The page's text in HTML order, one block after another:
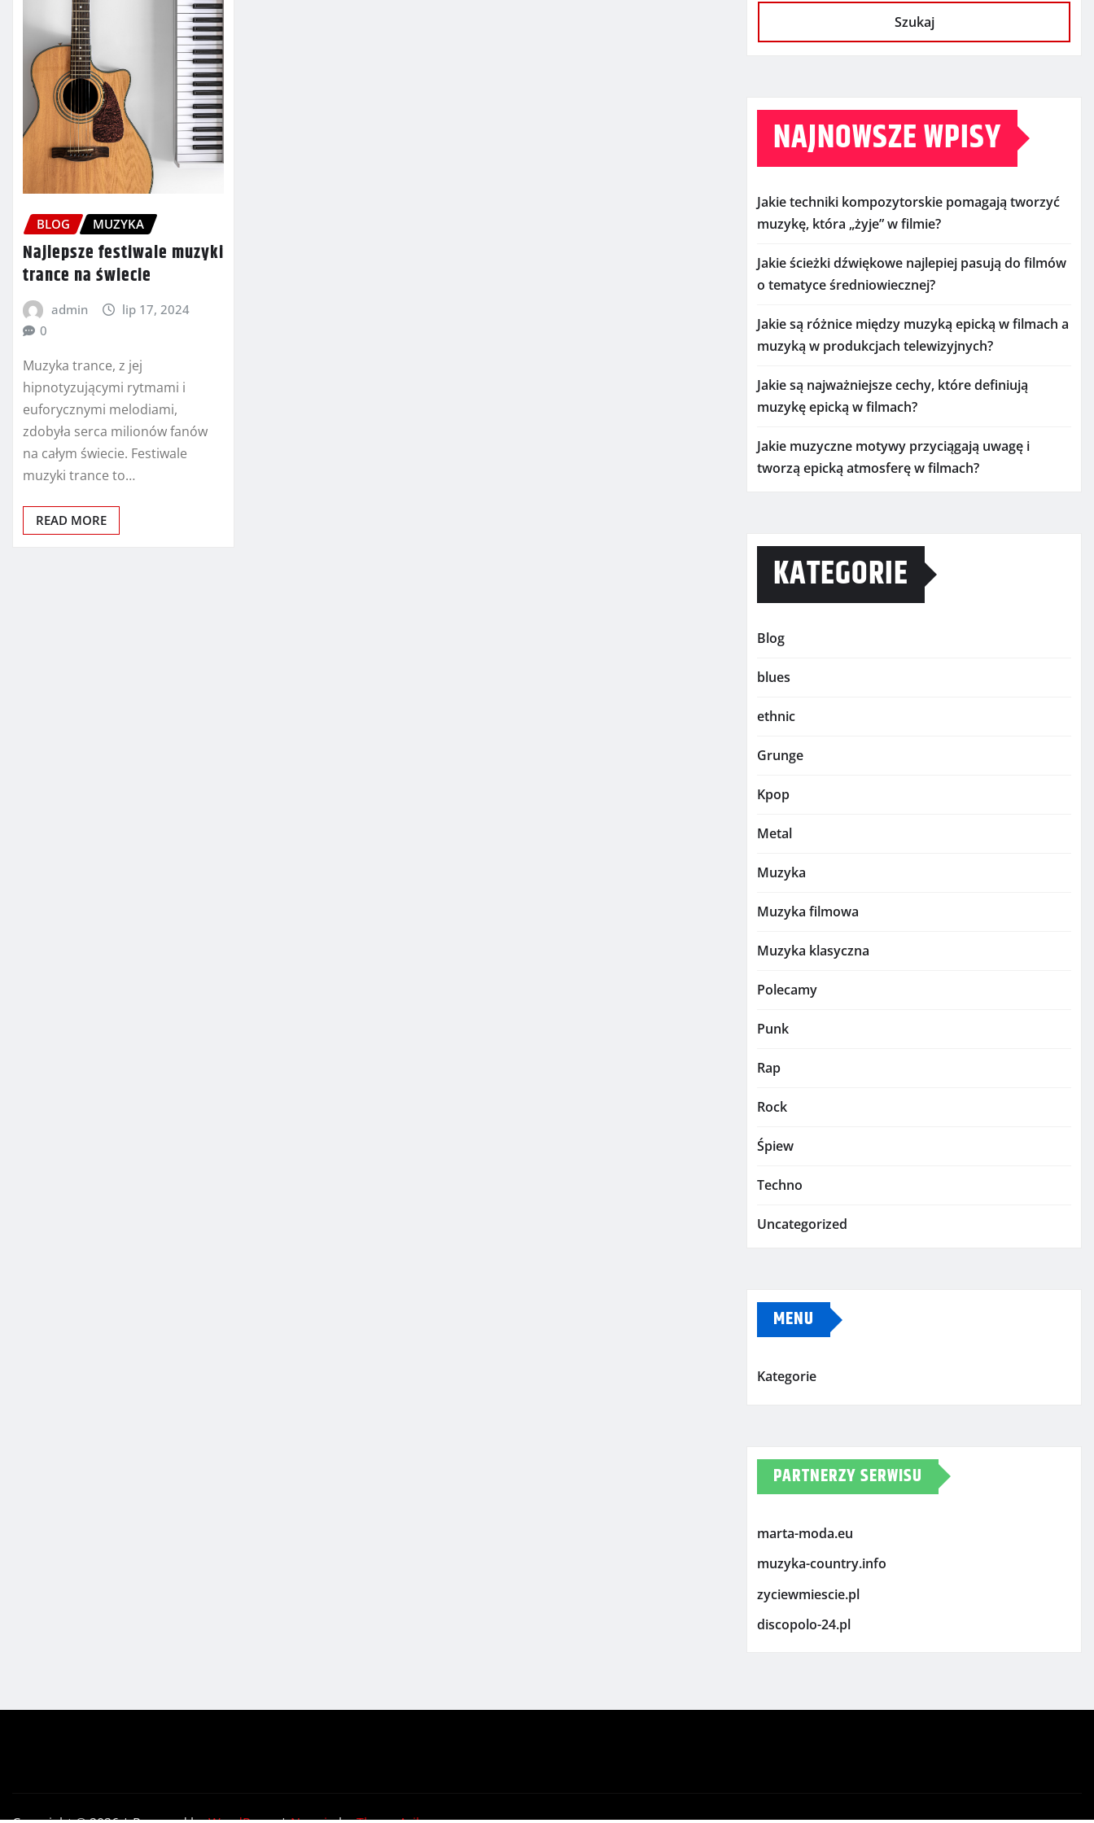
BLOG MUZYKA
Najlepsze festiwale muzyki
trance na świecie
admin
lip 17, 2024
0
Muzyka trance, z jej
hipnotyzującymi rytmami i
euforycznymi melodiami,
zdobyła serca milionów fanów
na całym świecie. Festiwale
muzyki trance to…
READ MORE
Szukaj
NAJNOWSZE WPISY
Jakie techniki kompozytorskie pomagają tworzyć
muzykę, która „żyje” w filmie?
Jakie ścieżki dźwiękowe najlepiej pasują do filmów
o tematyce średniowiecznej?
Jakie są różnice między muzyką epicką w filmach a
muzyką w produkcjach telewizyjnych?
Jakie są najważniejsze cechy, które definiują
muzykę epicką w filmach?
Jakie muzyczne motywy przyciągają uwagę i
tworzą epicką atmosferę w filmach?
KATEGORIE
Blog
blues
ethnic
Grunge
Kpop
Metal
Muzyka
Muzyka filmowa
Muzyka klasyczna
Polecamy
Punk
Rap
Rock
Śpiew
Techno
Uncategorized
MENU
Kategorie
PARTNERZY SERWISU
marta-moda.eu
muzyka-country.info
zyciewmiescie.pl
discopolo-24.pl